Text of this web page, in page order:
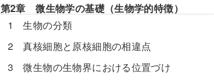
第2章 微生物学の基礎（生物学的特徴）
1 生物の分類
2 真核細胞と原核細胞の相違点
3 微生物の生物界における位置づけ